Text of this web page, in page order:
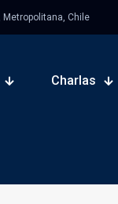
Chile
Charlas